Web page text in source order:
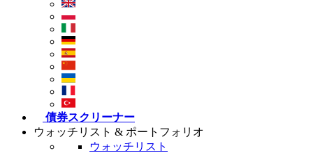
債券スクリーナー
ウォッチリスト & ポートフォリオ
ウォッチリスト